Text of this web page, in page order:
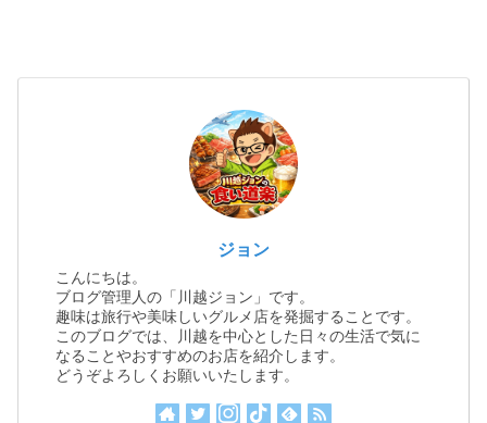
ジョン
こんにちは。
ブログ管理人の「川越ジョン」です。
趣味は旅行や美味しいグルメ店を発掘することです。
このブログでは、川越を中心とした日々の生活で気に
なることやおすすめのお店を紹介します。
どうぞよろしくお願いいたします。